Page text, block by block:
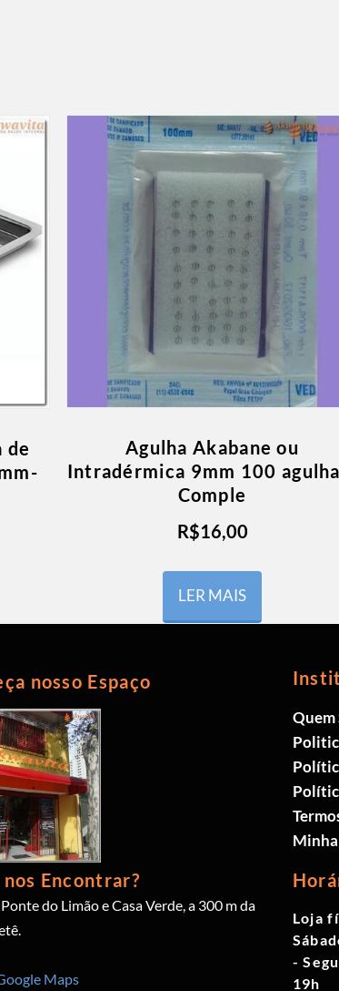
de
Agulha Akabane ou
Intradérmica 9mm 100
Comple
R$16,00
LER MAIS
nosso Espaço
nos Encontrar?
do Limão e Casa Verde, a 300 m da
Maps
Quem
Loja
-
19h